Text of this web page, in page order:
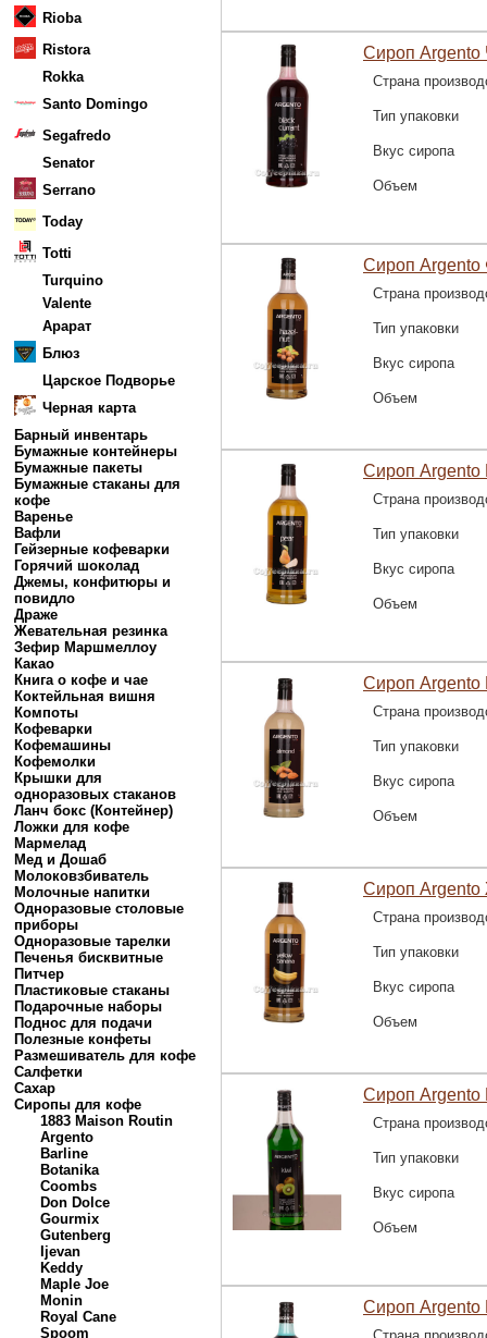
Rioba
Ristora
Rokka
Santo Domingo
Segafredo
Senator
Serrano
Today
Totti
Turquino
Valente
Арарат
Блюз
Царское Подворье
Черная карта
Барный инвентарь
Бумажные контейнеры
Бумажные пакеты
Бумажные стаканы для
кофе
Варенье
Вафли
Гейзерные кофеварки
Горячий шоколад
Джемы, конфитюры и
повидло
Драже
Жевательная резинка
Зефир Маршмеллоу
Какао
Книга о кофе и чае
Коктейльная вишня
Компоты
Кофеварки
Кофемашины
Кофемолки
Крышки для
одноразовых стаканов
Ланч бокс (Контейнер)
Ложки для кофе
Мармелад
Мед и Дошаб
Молоковзбиватель
Молочные напитки
Одноразовые столовые
приборы
Одноразовые тарелки
Печенья бисквитные
Питчер
Пластиковые стаканы
Подарочные наборы
Поднос для подачи
Полезные конфеты
Размешиватель для кофе
Салфетки
Сахар
Сиропы для кофе
1883 Maison Routin
Argento
Barline
Botanika
Coombs
Don Dolce
Gourmix
Gutenberg
Ijevan
Keddy
Maple Joe
Monin
Royal Cane
Spoom
Сироп Argento
Страна
Тип упаковки
Вкус сиропа
Объем
Сироп Argento
Страна
Тип упаковки
Вкус сиропа
Объем
Сироп Argento
Страна
Тип упаковки
Вкус сиропа
Объем
Сироп Argento
Страна
Тип упаковки
Вкус сиропа
Объем
Сироп
Страна
Тип упаковки
Вкус сиропа
Объем
Сироп Argento
Страна
Тип упаковки
Вкус сиропа
Объем
Сироп Argento